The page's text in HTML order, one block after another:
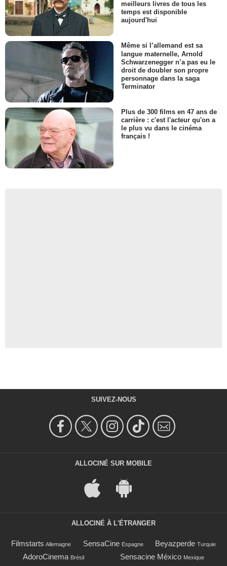
meilleurs livres de tous les
temps est disponible
aujourd'hui
Même si l’allemand est sa
langue maternelle, Arnold
Schwarzenegger n’a pas eu le
droit de doubler son propre
personnage dans la saga
Terminator
Plus de 300 films en 47 ans de
carrière : c'est l'acteur qu'on a
le plus vu dans le cinéma
français !
SUIVEZ-NOUS
ALLOCINÉ SUR MOBILE
ALLOCINÉ À L'ÉTRANGER
Filmstarts Allemagne SensaCine Espagne Beyazperde Turquie
AdoroCinema Brésil Sensacine México Mexique